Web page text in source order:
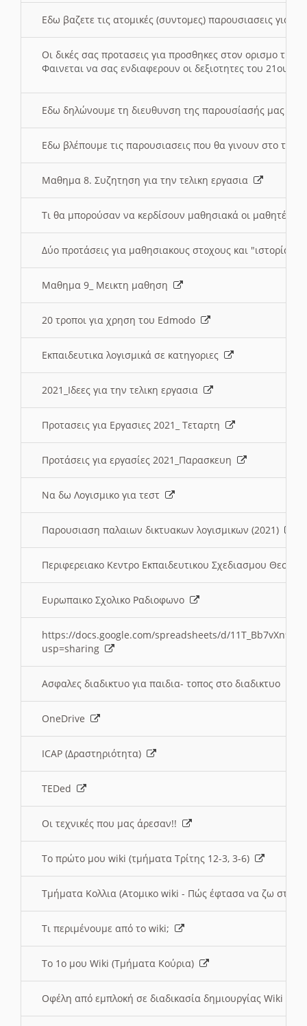
Εδω βαζετε τις ατομικές (συντομες) παρουσιασεις για
Οι δικές σας προτασεις για προσθηκες στον ορισμο
Φαινεται να σας ενδιαφερουν οι δεξιοτητες του 21ου
Εδω δηλώνουμε τη διευθυνση της παρουσίασής μας
Εδω βλέπουμε τις παρουσιασεις που θα γινουν στο
Μαθημα 8. Συζητηση για την τελικη εργασια
Τι θα μπορούσαν να κερδίσουν μαθησιακά οι μαθητές/
Δύο προτάσεις για μαθησιακους στοχους και "ιστορία"
Μαθημα 9_ Μεικτη μαθηση
20 τροποι για χρηση του Edmodo
Εκπαιδευτικα λογισμικά σε κατηγοριες
2021_Ιδεες για την τελικη εργασια
Προτασεις για Εργασιες 2021_ Τεταρτη
Προτάσεις για εργασίες 2021_Παρασκευη
Να δω Λογισμικο για τεστ
Παρουσιαση παλαιων δικτυακων λογισμικων (2021)
Περιφερειακο Κεντρο Εκπαιδευτικου Σχεδιασμου
Ευρωπαικο Σχολικο Ραδιοφωνο
https://docs.google.com/spreadsheets/d/
usp=sharing
Ασφαλες διαδικτυο για παιδια- τοπος στο διαδικτυο
OneDrive
ICAP (Δραστηριότητα)
TEDed
Οι τεχνικές που μας άρεσαν!!
Το πρώτο μου wiki (τμήματα Τρίτης 12-3, 3-6)
Τμήματα Κολλια (Ατομικο wiki - Πώς έφτασα να ζω στην
Τι περιμένουμε από το wiki;
Το 1ο μου Wiki (Τμήματα Κούρια)
Οφέλη από εμπλοκή σε διαδικασία δημιουργίας Wiki